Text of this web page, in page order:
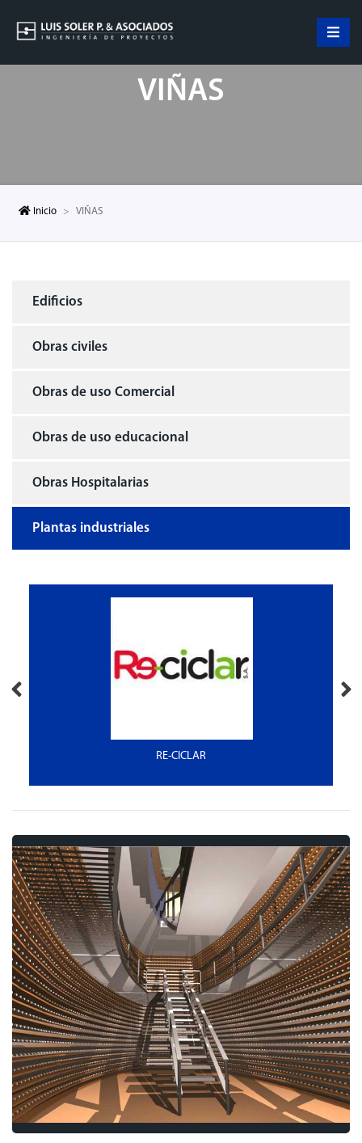
VIÑAS
Inicio VIÑAS
Edificios
Obras civiles
Obras de uso Comercial
Obras de uso educacional
Obras Hospitalarias
Plantas industriales
RE-CICLAR